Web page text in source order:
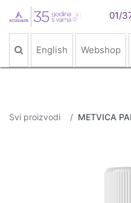
01/
English Webshop
Svi proizvodi METVICA